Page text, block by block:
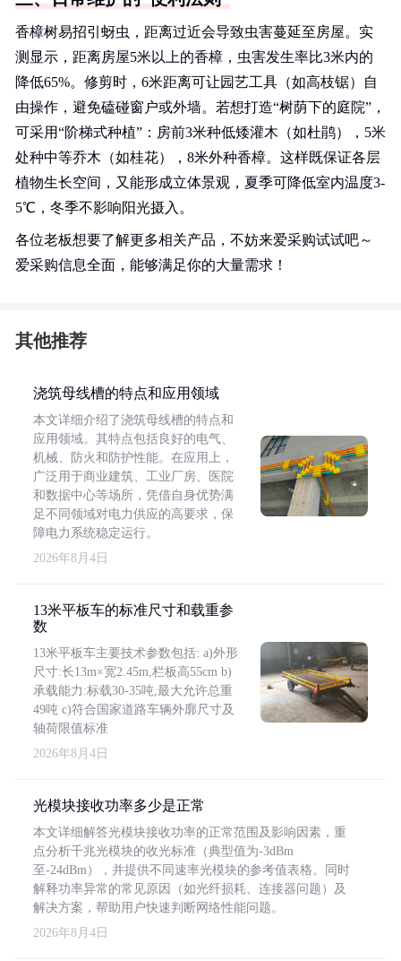
香樟树易招引蚜虫，距离过近会导致虫害蔓延至房屋。实
测显示，距离房屋5米以上的香樟，虫害发生率比3米内的
降低65%。修剪时，6米距离可让园艺工具（如高枝锯）自
由操作，避免磕碰窗户或外墙。若想打造“树荫下的庭院”，
可采用“阶梯式种植”：房前3米种低矮灌木（如杜鹃），5米
处种中等乔木（如桂花），8米外种香樟。这样既保证各层
植物生长空间，又能形成立体景观，夏季可降低室内温度3-
5℃，冬季不影响阳光摄入。
各位老板想要了解更多相关产品，不妨来爱采购试试吧～
爱采购信息全面，能够满足你的大量需求！
其他推荐
浇筑母线槽的特点和应用领域
本文详细介绍了浇筑母线槽的特点和
应用领域。其特点包括良好的电气、
机械、防火和防护性能。在应用上，
广泛用于商业建筑、工业厂房、医院
和数据中心等场所，凭借自身优势满
足不同领域对电力供应的高要求，保
障电力系统稳定运行。
2026年8月4日
13米平板车的标准尺寸和载重参
数
13米平板车主要技术参数包括: a)外形
尺寸:长13m×宽2.45m,栏板高55cm b)
承载能力:标载30-35吨,最大允许总重
49吨 c)符合国家道路车辆外廓尺寸及
轴荷限值标准
2026年8月4日
光模块接收功率多少是正常
本文详细解答光模块接收功率的正常范围及影响因素，重
点分析千兆光模块的收光标准（典型值为-3dBm
至-24dBm），并提供不同速率光模块的参考值表格。同时
解释功率异常的常见原因（如光纤损耗、连接器问题）及
解决方案，帮助用户快速判断网络性能问题。
2026年8月4日